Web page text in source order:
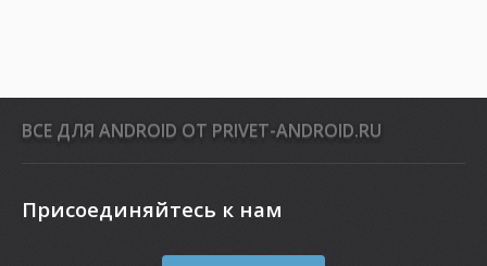
ВСЕ ДЛЯ ANDROID ОТ PRIVET-ANDROID.RU
Присоединяйтесь к нам